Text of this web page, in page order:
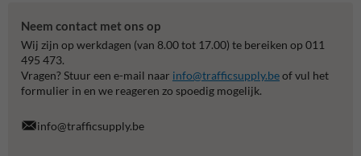
Neem contact met ons op
Wij zijn op werkdagen (van 8.00 tot 17.00) te bereiken op 011
495 473.
Vragen? Stuur een e-mail naar info@trafficsupply.beof vul het
formulier in en we reageren zo spoedig mogelijk.
info@trafficsupply.be